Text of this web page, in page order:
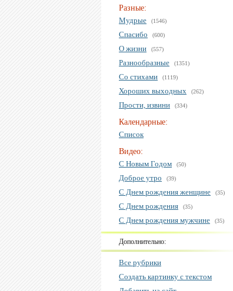
Разные:
Мудрые
(1546)
Спасибо (600)
О жизни (557)
Разнообразные (1351)
Со стихами (1119)
Хороших выходных (262)
Прости, извини (334)
Календарные:
Список
Видео:
С Новым Годом
(50)
Доброе утро (39)
С Днем рождения женщине (35)
С Днем рождения (35)
С Днем рождения мужчине (35)
Дополнительно:
Все рубрики
Создать картинку с текстом